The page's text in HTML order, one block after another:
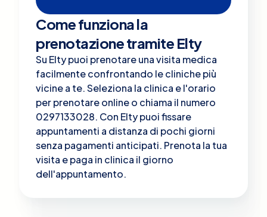
Come funziona la
prenotazione tramite Elty
Su Elty puoi prenotare una visita medica
facilmente confrontando le cliniche più
vicine a te. Seleziona la clinica e l'orario
per prenotare online o chiama il numero
0297133028. Con Elty puoi fissare
appuntamenti a distanza di pochi giorni
senza pagamenti anticipati. Prenota la tua
visita e paga in clinica il giorno
dell'appuntamento.